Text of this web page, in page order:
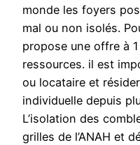
monde les foyers
mal ou non isolés.
propose une offre à
ressources. il est
ou locataire et
individuelle depuis
L’isolation des
grilles de l’ANAH et